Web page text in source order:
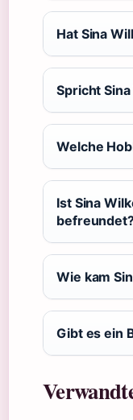
Hat Sina
Spricht
Welche
Ist Sina
Wie kam
Gibt es ein